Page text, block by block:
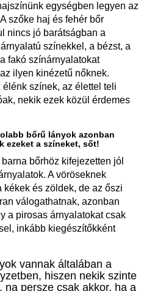
egységben legyen az
szőke haj és fehér bőr
nincs jó barátságban a
színekkel, a bézst, a
fakó színárnyalatokat
ilyen kinézetű nőknek.
élénk színek, az élettel teli
nekik ezek közül érdemes
bőrű lányok azonban
ezeket a színeket, sőt!
bőrhöz kifejezetten jól
A vöröseknek
kékek és zöldek, de az őszi
válogathatnak, azonban
a pirosas árnyalatokat csak
inkább kiegészítőkként
vannak általában a
hiszen nekik szinte
na persze csak akkor, ha a